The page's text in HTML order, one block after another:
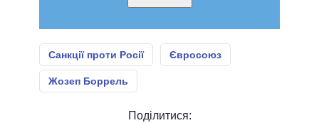
Санкції проти Росії Євросоюз
Жозеп Боррель
Поділитися: